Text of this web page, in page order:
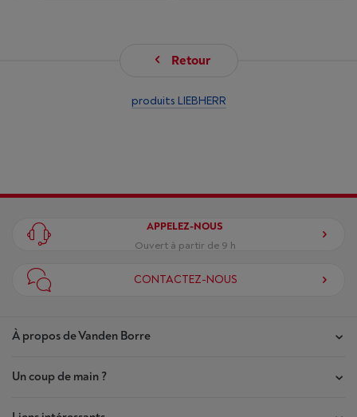
Retour
produits LIEBHERR
À propos de Vanden Borre
Nos magasins
Contrat de Confiance
Un coup de main ?
APPELEZ-NOUS
Ouvert à partir de 9 h
CONTACTEZ-NOUS